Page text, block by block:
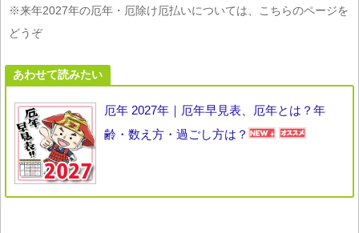
※来年2027年の厄年・厄除け厄払いについては、こちらのページを
どうぞ
あわせて読みたい
厄年 2027年｜厄年早見表、厄年とは？年
齢・数え方・過ごし方は？